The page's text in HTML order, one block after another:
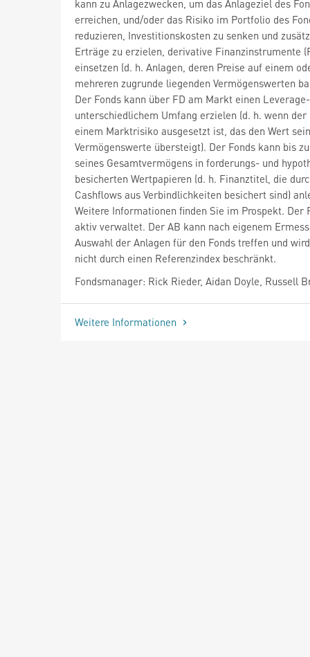
kann zu Anlagezwecken, um das Anlageziel des
erreichen, und/oder das Risiko im Portfolio des
reduzieren, Investitionskosten zu senken und
Erträge zu erzielen, derivative Finanzinstrumente
einsetzen (d. h. Anlagen, deren Preise auf einem
mehreren zugrunde liegenden Vermögenswerten
Der Fonds kann über FD am Markt einen
unterschiedlichem Umfang erzielen (d. h. wenn der
einem Marktrisiko ausgesetzt ist, das den Wert
Vermögenswerte übersteigt). Der Fonds kann bis
seines Gesamtvermögens in forderungs- und
besicherten Wertpapieren (d. h. Finanztitel, die
Cashflows aus Verbindlichkeiten besichert sind)
Weitere Informationen finden Sie im Prospekt. Der
aktiv verwaltet. Der AB kann nach eigenem
Auswahl der Anlagen für den Fonds treffen und
nicht durch einen Referenzindex beschränkt.
Fondsmanager: Rick Rieder, Aidan Doyle, Russell
Weitere Informationen